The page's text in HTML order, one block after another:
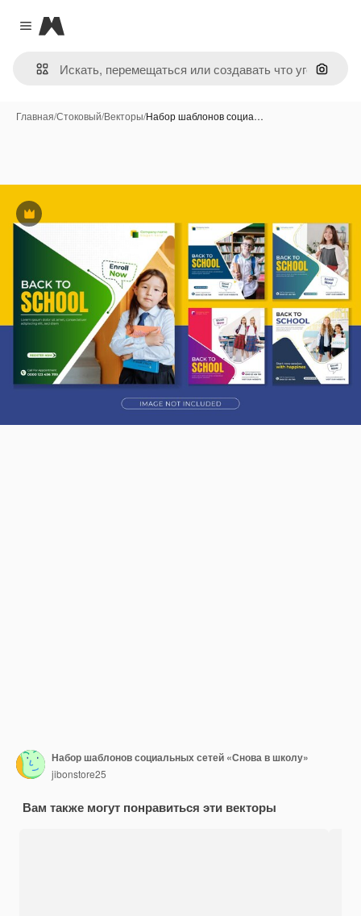
Close menu
Magnific
Поиск
Главная/Стоковый/Векторы/Набор шаблонов социа…
Премиум
Набор шаблонов социальных сетей «Снова в школу»
jibonstore25
Вам также могут понравиться эти векторы